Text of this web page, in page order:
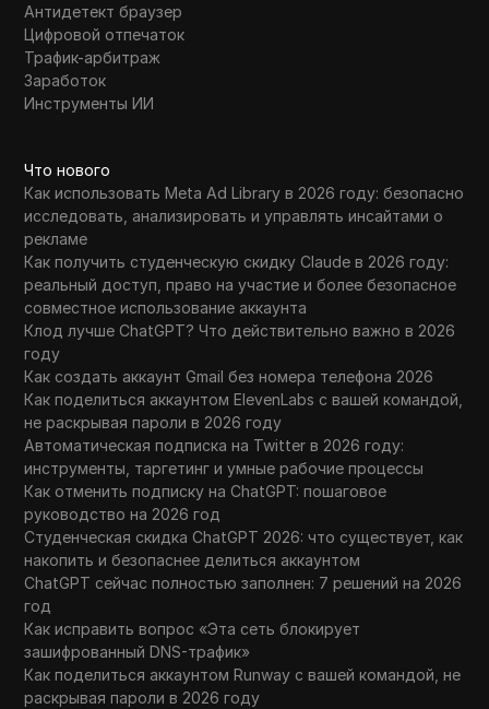
Антидетект браузер
Цифровой отпечаток
Трафик-арбитраж
Заработок
Инструменты ИИ
Что нового
Как использовать Meta Ad Library в 2026 году: безопасно
исследовать, анализировать и управлять инсайтами о
рекламе
Как получить студенческую скидку Claude в 2026 году:
реальный доступ, право на участие и более безопасное
совместное использование аккаунта
Клод лучше ChatGPT? Что действительно важно в 2026
году
Как создать аккаунт Gmail без номера телефона 2026
Как поделиться аккаунтом ElevenLabs с вашей командой,
не раскрывая пароли в 2026 году
Автоматическая подписка на Twitter в 2026 году:
инструменты, таргетинг и умные рабочие процессы
Как отменить подписку на ChatGPT: пошаговое
руководство на 2026 год
Студенческая скидка ChatGPT 2026: что существует, как
накопить и безопаснее делиться аккаунтом
ChatGPT сейчас полностью заполнен: 7 решений на 2026
год
Как исправить вопрос «Эта сеть блокирует
зашифрованный DNS-трафик»
Как поделиться аккаунтом Runway с вашей командой, не
раскрывая пароли в 2026 году